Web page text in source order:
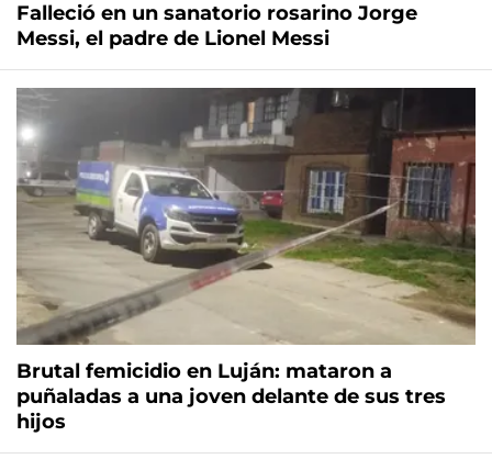
Falleció en un sanatorio rosarino Jorge
Messi, el padre de Lionel Messi
Brutal femicidio en Luján: mataron a
puñaladas a una joven delante de sus tres
hijos